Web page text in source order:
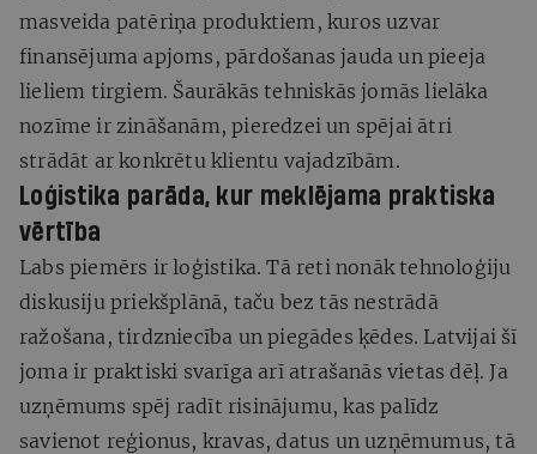
masveida patēriņa produktiem, kuros uzvar
finansējuma apjoms, pārdošanas jauda un pieeja
lieliem tirgiem. Šaurākās tehniskās jomās lielāka
nozīme ir zināšanām, pieredzei un spējai ātri
strādāt ar konkrētu klientu vajadzībām.
Loģistika parāda, kur meklējama praktiska
vērtība
Labs piemērs ir loģistika. Tā reti nonāk tehnoloģiju
diskusiju priekšplānā, taču bez tās nestrādā
ražošana, tirdzniecība un piegādes ķēdes. Latvijai šī
joma ir praktiski svarīga arī atrašanās vietas dēļ. Ja
uzņēmums spēj radīt risinājumu, kas palīdz
savienot reģionus, kravas, datus un uzņēmumus, tā